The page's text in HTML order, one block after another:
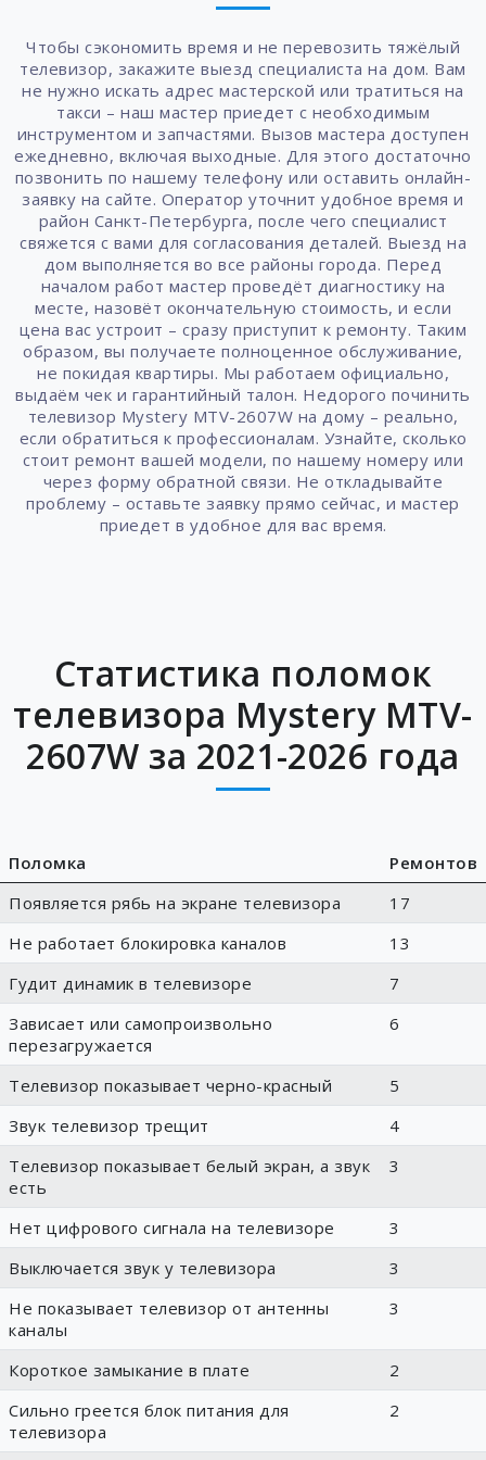
Чтобы сэкономить время и не перевозить тяжёлый
телевизор, закажите выезд специалиста на дом. Вам
не нужно искать адрес мастерской или тратиться на
такси – наш мастер приедет с необходимым
инструментом и запчастями. Вызов мастера доступен
ежедневно, включая выходные. Для этого достаточно
позвонить по нашему телефону или оставить онлайн-
заявку на сайте. Оператор уточнит удобное время и
район Санкт-Петербурга, после чего специалист
свяжется с вами для согласования деталей. Выезд на
дом выполняется во все районы города. Перед
началом работ мастер проведёт диагностику на
месте, назовёт окончательную стоимость, и если
цена вас устроит – сразу приступит к ремонту. Таким
образом, вы получаете полноценное обслуживание,
не покидая квартиры. Мы работаем официально,
выдаём чек и гарантийный талон. Недорого починить
телевизор Mystery MTV-2607W на дому – реально,
если обратиться к профессионалам. Узнайте, сколько
стоит ремонт вашей модели, по нашему номеру или
через форму обратной связи. Не откладывайте
проблему – оставьте заявку прямо сейчас, и мастер
приедет в удобное для вас время.
Статистика поломок
телевизора Mystery MTV-
2607W за 2021-2026 года
Поломка
Ремонтов
Появляется рябь на экране телевизора
17
Не работает блокировка каналов
13
Гудит динамик в телевизоре
7
Зависает или самопроизвольно
перезагружается
6
Телевизор показывает черно-красный
5
Звук телевизор трещит
4
Телевизор показывает белый экран, а звук
есть
3
Нет цифрового сигнала на телевизоре
3
Выключается звук у телевизора
3
Не показывает телевизор от антенны
каналы
3
Короткое замыкание в плате
2
Сильно греется блок питания для
телевизора
2